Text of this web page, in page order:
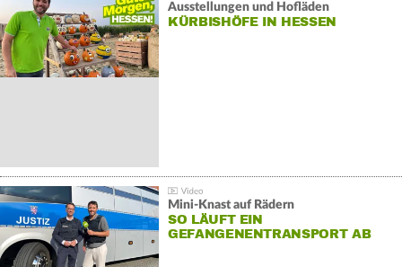
Ausstellungen und Hofläden
KÜRBISHÖFE IN HESSEN
Mini-Knast auf Rädern
SO LÄUFT EIN
GEFANGENENTRANSPORT AB